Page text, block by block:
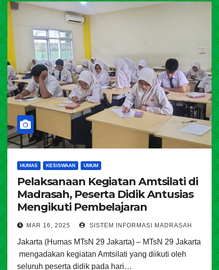
HUMAS KESISWAAN UMUM
Pelaksanaan Kegiatan Amtsilati di
Madrasah, Peserta Didik Antusias
Mengikuti Pembelajaran
MAR 16, 2025 SISTEM INFORMASI MADRASAH
Jakarta (Humas MTsN 29 Jakarta) – MTsN 29 Jakarta
mengadakan kegiatan Amtsilati yang diikuti oleh
seluruh peserta didik pada hari…